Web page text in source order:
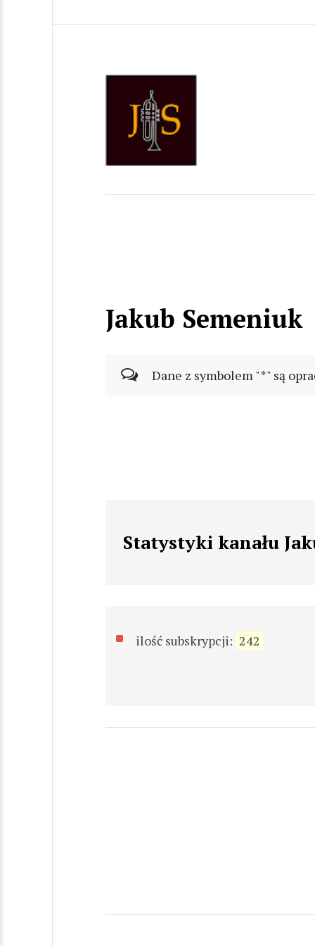
Jakub Semeniuk
Dane z symbolem "*" są
Statystyki kanału
ilość subskrypcji: 242